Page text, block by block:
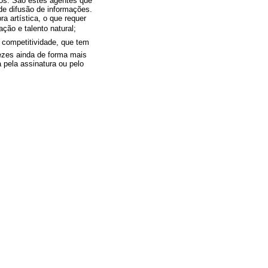
difusão de informações.
artística, o que requer
e talento natural;
que tem
ainda de forma mais
assinatura ou pelo